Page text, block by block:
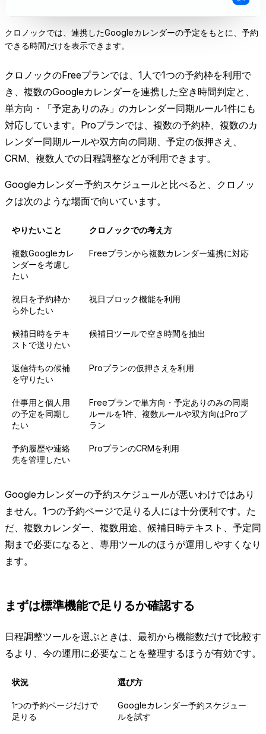
クロノックでは、連携したGoogleカレンダーの予定をもとに、予約
できる時間だけを表示できます。
クロノックのFreeプランでは、1人で1つの予約枠を利用で
き、複数のGoogleカレンダーを連携した空き時間判定と、
単方向・「予定ありのみ」のカレンダー同期ルール1件にも
対応しています。Proプランでは、複数の予約枠、複数のカ
レンダー同期ルールや双方向の同期、予定の仮押さえ、
CRM、複数人での日程調整などが利用できます。
Googleカレンダー予約スケジュールと比べると、クロノッ
クは次のような場面で向いています。
やりたいこと クロノックでの考え方
複数Googleカレ
ンダーを考慮し
たい
Freeプランから複数カレンダー連携に対応
祝日を予約枠か
ら外したい
祝日ブロック機能を利用
候補日時をテキ
ストで送りたい
候補日ツールで空き時間を抽出
返信待ちの候補
を守りたい
Proプランの仮押さえを利用
仕事用と個人用
の予定を同期し
たい
Freeプランで単方向・予定ありのみの同期
ルールを1件、複数ルールや双方向はProプ
ラン
予約履歴や連絡
先を管理したい
ProプランのCRMを利用
Googleカレンダーの予約スケジュールが悪いわけではあり
ません。1つの予約ページで足りる人には十分便利です。た
だ、複数カレンダー、複数用途、候補日時テキスト、予定同
期まで必要になると、専用ツールのほうが運用しやすくなり
ます。
まずは標準機能で足りるか確認する
日程調整ツールを選ぶときは、最初から機能数だけで比較す
るより、今の運用に必要なことを整理するほうが有効です。
状況 選び方
1つの予約ページだけで
足りる
Googleカレンダー予約スケジュー
ルを試す